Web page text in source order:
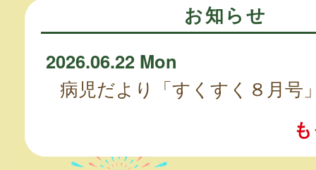
お知らせ
2026.06.22 Mon
病児だより「すくすく８月号